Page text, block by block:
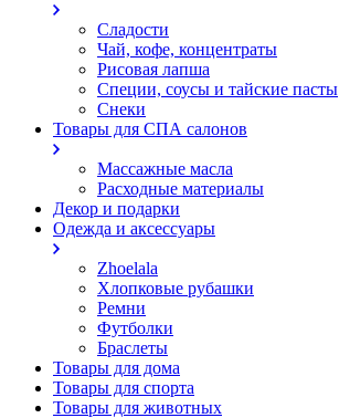
Сладости
Чай, кофе, концентраты
Рисовая лапша
Специи, соусы и тайские пасты
Снеки
Товары для СПА салонов
Массажные масла
Расходные материалы
Декор и подарки
Одежда и аксессуары
Zhoelala
Хлопковые рубашки
Ремни
Футболки
Браслеты
Товары для дома
Товары для спорта
Товары для животных